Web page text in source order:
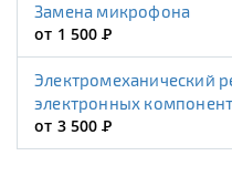
Замена микрофона
от 1 500Р
Электромеханический ремонт (замена
электронных
от 3 500Р